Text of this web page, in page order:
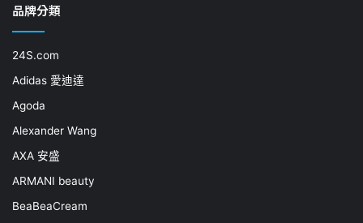
品牌分類
24S.com
Adidas 愛迪達
Agoda
Alexander Wang
AXA 安盛
ARMANI beauty
BeaBeaCream